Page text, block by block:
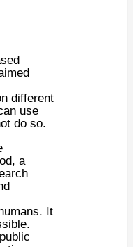
different
use
do so.
, a
. It